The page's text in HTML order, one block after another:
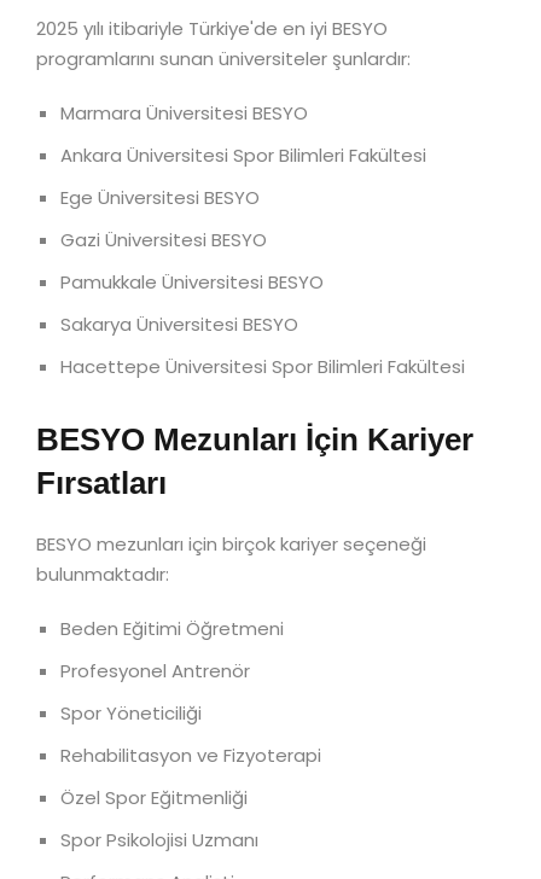
2025 yılı itibariyle Türkiye'de en iyi BESYO
programlarını sunan üniversiteler şunlardır:
Marmara Üniversitesi BESYO
Ankara Üniversitesi Spor Bilimleri Fakültesi
Ege Üniversitesi BESYO
Gazi Üniversitesi BESYO
Pamukkale Üniversitesi BESYO
Sakarya Üniversitesi BESYO
Hacettepe Üniversitesi Spor Bilimleri Fakültesi
BESYO Mezunları İçin Kariyer
Fırsatları
BESYO mezunları için birçok kariyer seçeneği
bulunmaktadır:
Beden Eğitimi Öğretmeni
Profesyonel Antrenör
Spor Yöneticiliği
Rehabilitasyon ve Fizyoterapi
Özel Spor Eğitmenliği
Spor Psikolojisi Uzmanı